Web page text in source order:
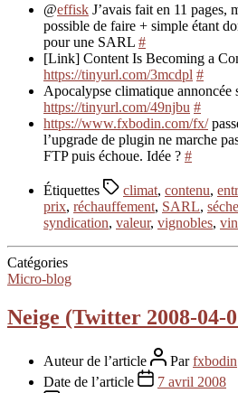
@effisk J’avais fait en 11 pages,
possible de faire + simple étant
pour une SARL #
[Link] Content Is Becoming a
https://tinyurl.com/3mcdpl #
Apocalypse climatique annoncée
https://tinyurl.com/49njbu #
https://www.fxbodin.com/fx/
l’upgrade de plugin ne marche
FTP puis échoue. Idée ? #
Étiquettes climat, contenu,
prix, réchauffement, SARL,
syndication, valeur, vignobles, vin
Catégories
Micro-blog
Neige (Twitter 2008-04-
Auteur de l’article Parfxbodin
Date de l’article
7 avril 2008